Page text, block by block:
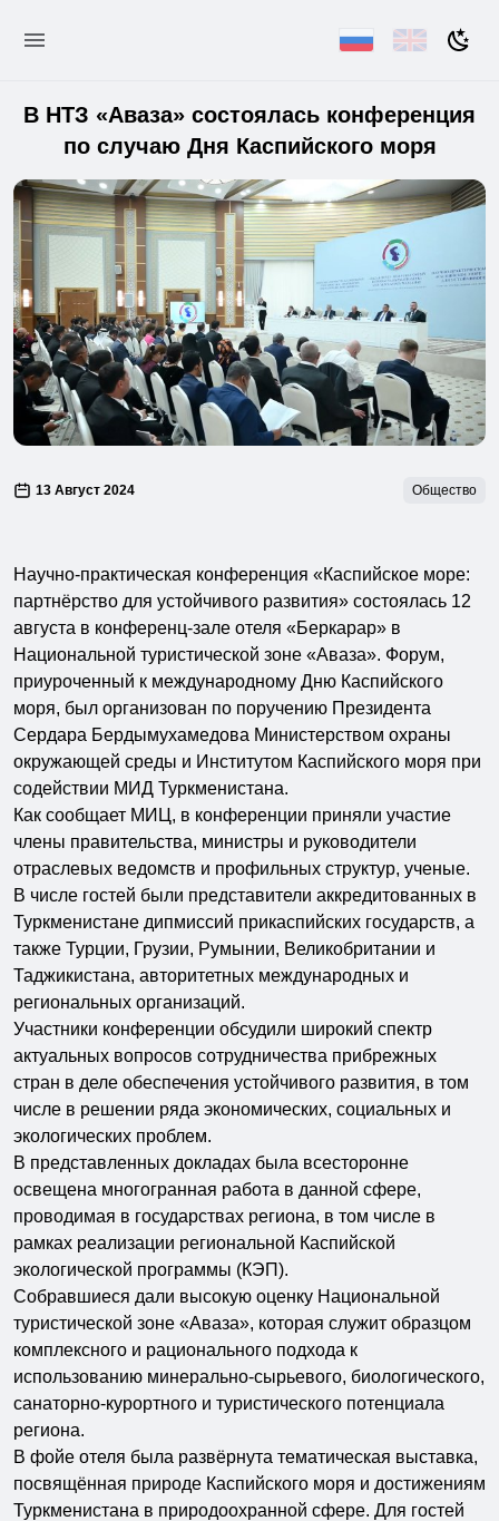
В НТЗ «Аваза» состоялась конференция
по случаю Дня Каспийского моря
13 Август 2024 Общество
Научно-практическая конференция «Каспийское море:
партнёрство для устойчивого развития» состоялась 12
августа в конференц-зале отеля «Беркарар» в
Национальной туристической зоне «Аваза». Форум,
приуроченный к международному Дню Каспийского
моря, был организован по поручению Президента
Сердара Бердымухамедова Министерством охраны
окружающей среды и Институтом Каспийского моря при
содействии МИД Туркменистана.
Как сообщает МИЦ, в конференции приняли участие
члены правительства, министры и руководители
отраслевых ведомств и профильных структур, ученые.
В числе гостей были представители аккредитованных в
Туркменистане дипмиссий прикаспийских государств, а
также Турции, Грузии, Румынии, Великобритании и
Таджикистана, авторитетных международных и
региональных организаций.
Участники конференции обсудили широкий спектр
актуальных вопросов сотрудничества прибрежных
стран в деле обеспечения устойчивого развития, в том
числе в решении ряда экономических, социальных и
экологических проблем.
В представленных докладах была всесторонне
освещена многогранная работа в данной сфере,
проводимая в государствах региона, в том числе в
рамках реализации региональной Каспийской
экологической программы (КЭП).
Собравшиеся дали высокую оценку Национальной
туристической зоне «Аваза», которая служит образцом
комплексного и рационального подхода к
использованию минерально-сырьевого, биологического,
санаторно-курортного и туристического потенциала
региона.
В фойе отеля была развёрнута тематическая выставка,
посвящённая природе Каспийского моря и достижениям
Туркменистана в природоохранной сфере. Для гостей